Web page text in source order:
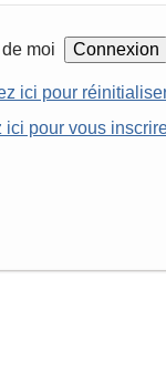
moi
ici pour
ici pour vous